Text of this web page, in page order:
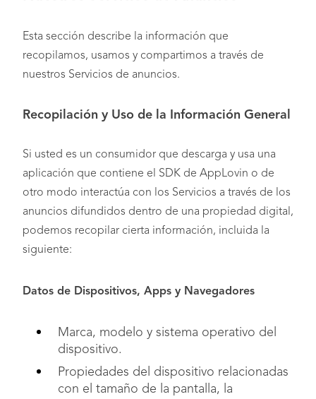
Esta sección describe la información que
recopilamos, usamos y compartimos a través de
nuestros Servicios de anuncios.
Recopilación y Uso de la Información General
Si usted es un consumidor que descarga y usa una
aplicación que contiene el SDK de AppLovin o de
otro modo interactúa con los Servicios a través de los
anuncios difundidos dentro de una propiedad digital,
podemos recopilar cierta información, incluida la
siguiente:
Datos de Dispositivos, Apps y Navegadores
Marca, modelo y sistema operativo del
dispositivo.
Propiedades del dispositivo relacionadas
con el tamaño de la pantalla, la